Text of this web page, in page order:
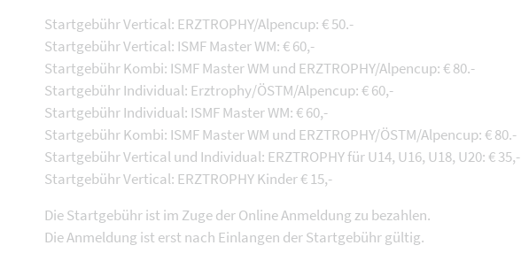
Startgebühr Vertical: ERZTROPHY/Alpencup: € 50.-
Startgebühr Vertical: ISMF Master WM: € 60,-
Startgebühr Kombi: ISMF Master WM und ERZTROPHY/Alpencup: € 80.-
Startgebühr Individual: Erztrophy/ÖSTM/Alpencup: € 60,-
Startgebühr Individual: ISMF Master WM: € 60,-
Startgebühr Kombi: ISMF Master WM und ERZTROPHY/ÖSTM/Alpencup: € 80.-
Startgebühr Vertical und Individual: ERZTROPHY für U14, U16, U18, U20: € 35,-
Startgebühr Vertical: ERZTROPHY Kinder € 15,-
Die Startgebühr ist im Zuge der Online Anmeldung zu bezahlen.
Die Anmeldung ist erst nach Einlangen der Startgebühr gültig.